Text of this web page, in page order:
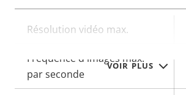
VOIR PLUS
Description
propriété
Valeur de
propriété
Résolution vidéo max.
Fréquence d'images max.
par seconde